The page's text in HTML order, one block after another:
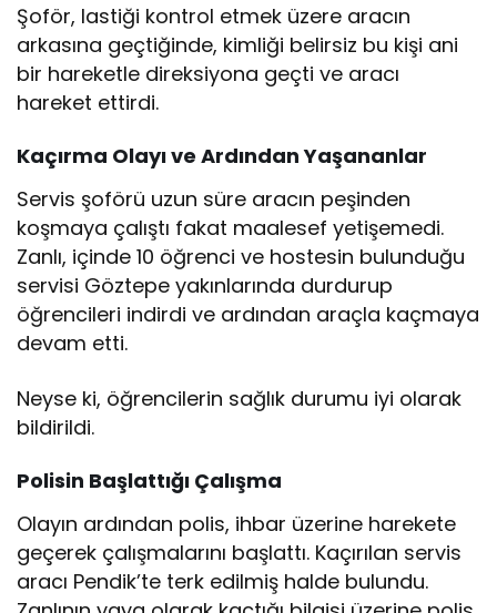
Şoför, lastiği kontrol etmek üzere aracın
arkasına geçtiğinde, kimliği belirsiz bu kişi ani
bir hareketle direksiyona geçti ve aracı
hareket ettirdi.
Kaçırma Olayı ve Ardından Yaşananlar
Servis şoförü uzun süre aracın peşinden
koşmaya çalıştı fakat maalesef yetişemedi.
Zanlı, içinde 10 öğrenci ve hostesin bulunduğu
servisi Göztepe yakınlarında durdurup
öğrencileri indirdi ve ardından araçla kaçmaya
devam etti.
Neyse ki, öğrencilerin sağlık durumu iyi olarak
bildirildi.
Polisin Başlattığı Çalışma
Olayın ardından polis, ihbar üzerine harekete
geçerek çalışmalarını başlattı. Kaçırılan servis
aracı Pendik’te terk edilmiş halde bulundu.